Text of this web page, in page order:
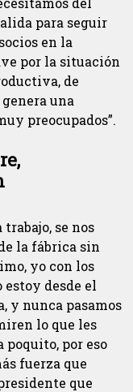
para seguir
en la
por la situación
de
una
preocupados”.
se nos
la fábrica sin
yo con los
desde el
y nunca pasamos
lo que les
poquito, por eso
fuerza que
que